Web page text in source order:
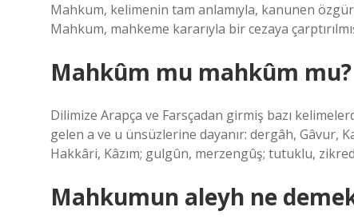
Mahkum, kelimenin tam anlamıyla, kanunen
Mahkum, mahkeme kararıyla bir cezaya
Mahkûm mu mahkûm mu?
Dilimize Arapça ve Farsçadan girmiş bazı
gelen a ve u ünsüzlerine dayanır: dergâh, Gâvur,
Hakkâri, Kâzım; gulgûn, merzengûş; tutuklu,
Mahkumun aleyh ne